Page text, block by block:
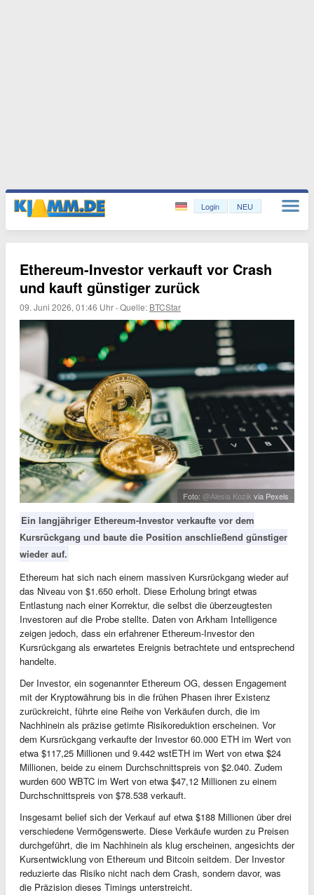
Login NEU
Ethereum-Investor verkauft vor Crash
und kauft günstiger zurück
09. Juni 2026, 01:46 Uhr ·Quelle: BTCStar
Foto: @Alesia Kozik via Pexels
Ein langjähriger Ethereum-Investor verkaufte vor dem
Kursrückgang und baute die Position anschließend günstiger
wieder auf.
Ethereum hat sich nach einem massiven Kursrückgang wieder auf
das Niveau von $1.650 erholt. Diese Erholung bringt etwas
Entlastung nach einer Korrektur, die selbst die überzeugtesten
Investoren auf die Probe stellte. Daten von Arkham Intelligence
zeigen jedoch, dass ein erfahrener Ethereum-Investor den
Kursrückgang als erwartetes Ereignis betrachtete und entsprechend
handelte.
Der Investor, ein sogenannter Ethereum OG, dessen Engagement
mit der Kryptowährung bis in die frühen Phasen ihrer Existenz
zurückreicht, führte eine Reihe von Verkäufen durch, die im
Nachhinein als präzise getimte Risikoreduktion erscheinen. Vor
dem Kursrückgang verkaufte der Investor 60.000 ETH im Wert von
etwa $117,25 Millionen und 9.442 wstETH im Wert von etwa $24
Millionen, beide zu einem Durchschnittspreis von $2.040. Zudem
wurden 600 WBTC im Wert von etwa $47,12 Millionen zu einem
Durchschnittspreis von $78.538 verkauft.
Insgesamt belief sich der Verkauf auf etwa $188 Millionen über drei
verschiedene Vermögenswerte. Diese Verkäufe wurden zu Preisen
durchgeführt, die im Nachhinein als klug erscheinen, angesichts der
Kursentwicklung von Ethereum und Bitcoin seitdem. Der Investor
reduzierte das Risiko nicht nach dem Crash, sondern davor, was
die Präzision dieses Timings unterstreicht.